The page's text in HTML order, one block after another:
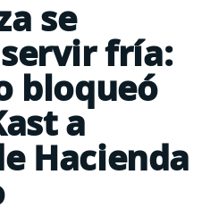
se
fría:
bloqueó
a
Hacienda